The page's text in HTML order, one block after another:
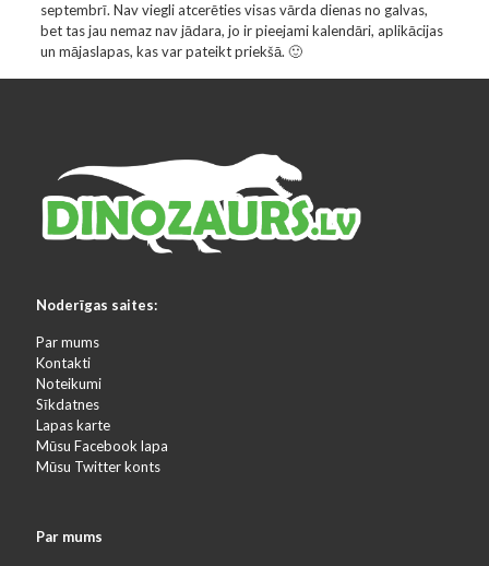
septembrī. Nav viegli atcerēties visas vārda dienas no galvas,
bet tas jau nemaz nav jādara, jo ir pieejami kalendāri, aplikācijas
un mājaslapas, kas var pateikt priekšā. 🙂
Noderīgas saites:
Par mums
Kontakti
Noteikumi
Sīkdatnes
Lapas karte
Mūsu Facebook lapa
Mūsu Twitter konts
Par mums